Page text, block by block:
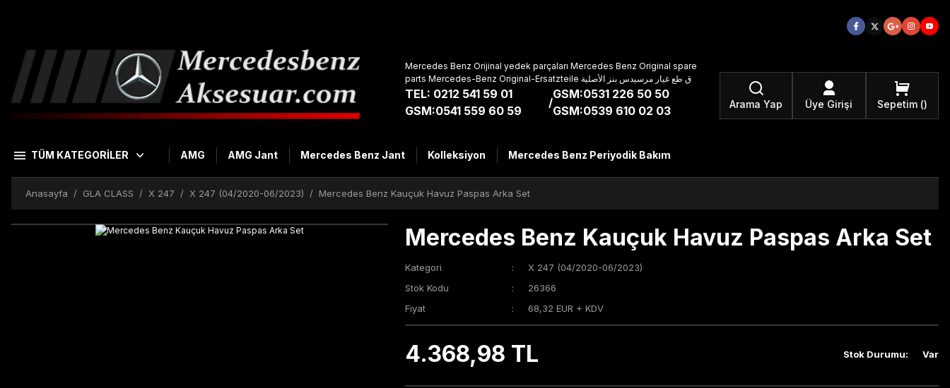
Mercedes Benz Orijinal yedek parçaları Mercedes Benz Original spare
parts Mercedes-Benz Original-Ersatzteile ق طع غيار مرسيدس بنز الأصلية
TEL: 0212 541 59 01
GSM:0541 559 60 59
/
GSM:0531 226 50 50
GSM:0539 610 02 03
Arama Yap Üye Girişi Sepetim
TÜM KATEGORİLER AMG AMG Jant Mercedes Benz Jant Kolleksiyon Mercedes Benz Periyodik Bakım
Anasayfa GLA CLASS X 247 X 247 (04/2020-06/2023) Mercedes Benz Kauçuk Havuz Paspas Arka Set
Mercedes Benz Kauçuk Havuz Paspas Arka Set
Kategori
X 247 (04/2020-06/2023)
Stok Kodu
26366
Fiyat
68,32 EUR + KDV
4.368,98 TL Stok Durumu: Var